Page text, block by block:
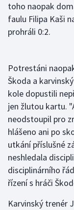
Motorsport
Parasport
Plavání
Plážový volejbal
Ragby
Rychlobruslení
Rychlostní
Short track
toho naopak
faulu Filipa Kaši
prohráli 0:2.
Potrestáni
Škoda a
kole dopustili
jen žlutou kartu.
neodstoupil pro
hlášeno ani po
utkání příslušné
neshledala
disciplinárního
řízení s hráči
Karvinský trenér